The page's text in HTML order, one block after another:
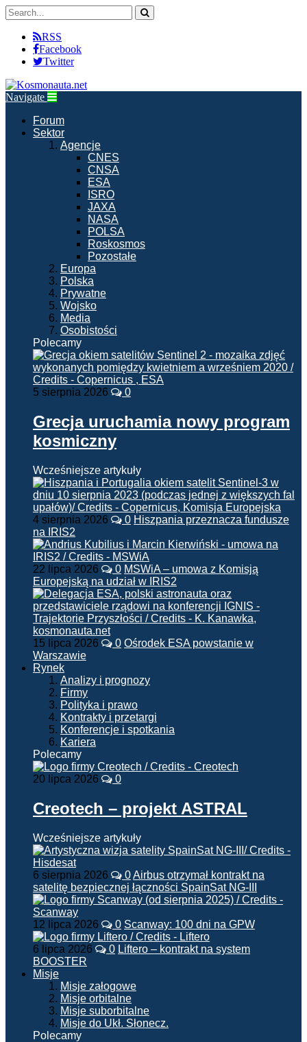
RSS
Facebook
Twitter
Navigate
Forum
Sektor
Agencje
CNES
CNSA
ESA
ISRO
JAXA
NASA
POLSA
Roskosmos
Pozostałe
Europa
Polska
Prywatne
Wojsko
Media
Osobistości
Polecamy
5 sierpnia 2026 0
Grecja uruchamia nowy program
kosmiczny
Wcześniejsze artykuły
4 sierpnia 2026 0 Hiszpania przeznacza fundusze
na IRIS2
22 lipca 2026 0 MSWiA – umowa z Komisją
Europejską na udział w IRIS2
15 lipca 2026 0 Ośrodek ESA powstanie w
Warszawie
Rynek
Analizy i prognozy
Firmy
Polityka i prawo
Kontrakty i przetargi
Konferencje i spotkania
Kariera
Polecamy
20 lipca 2026 0
Creotech – projekt ASTRAL
Wcześniejsze artykuły
6 sierpnia 2026 0Airbus otrzymał kontrakt na
satelitę bezpiecznej łączności SpainSat NG-III
12 lipca 2026 0 Scanway: 100 dni na GPW
6 lipca 2026 0 Liftero – kontrakt na system
BOOSTER
Misje
Misje załogowe
Misje orbitalne
Misje suborbitalne
Misje do Ukł. Słonecz.
Polecamy